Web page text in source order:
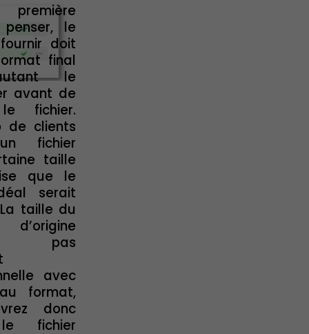
première
le
doit
final
le
avant de
fichier.
de clients
fichier
taille
que le
serait
taille du
pas
avec
format,
donc
fichier